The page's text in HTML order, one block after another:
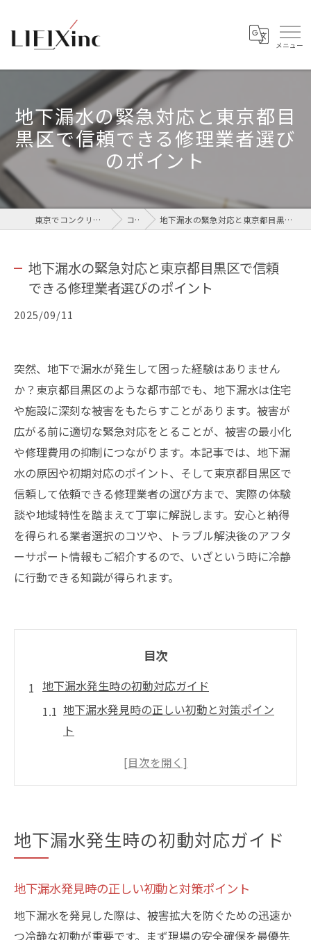
地下漏水の緊急対応と東京都目
黒区で信頼できる修理業者選び
のポイント
東京でコンクリートなら株式会社LIFIX コラム 地下漏水の緊急対応と東京都目黒区で信頼できる修理業者選びのポイント
地下漏水の緊急対応と東京都目黒区で信頼
できる修理業者選びのポイント
2025/09/11
突然、地下で漏水が発生して困った経験はありません
か？東京都目黒区のような都市部でも、地下漏水は住宅
や施設に深刻な被害をもたらすことがあります。被害が
広がる前に適切な緊急対応をとることが、被害の最小化
や修理費用の抑制につながります。本記事では、地下漏
水の原因や初期対応のポイント、そして東京都目黒区で
信頼して依頼できる修理業者の選び方まで、実際の体験
談や地域特性を踏まえて丁寧に解説します。安心と納得
を得られる業者選択のコツや、トラブル解決後のアフタ
ーサポート情報もご紹介するので、いざという時に冷静
に行動できる知識が得られます。
目次
地下漏水発生時の初動対応ガイド
地下漏水発見時の正しい初動と対策ポイン
ト
地下の漏水を見つけた際の冷静な連絡手順
地下漏水の応急措置と安全確保のポイント
地下漏水修理で信頼される業者選びの基準
目黒区で安心できる地下漏水対策の進め方
地下漏水発生時の初動対応ガイド
地下漏水発見時の正しい初動と対策ポイント
地下漏水を発見した際は、被害拡大を防ぐための迅速か
つ冷静な初動が重要です。まず現場の安全確保を最優先